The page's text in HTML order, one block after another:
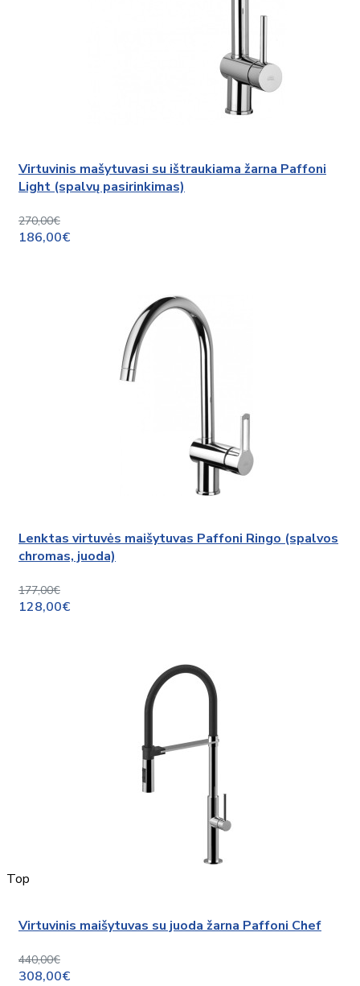
Virtuvinis mašytuvasi su ištraukiama žarna Paffoni
Light (spalvų pasirinkimas)
270,00€
186,00€
Lenktas virtuvės maišytuvas Paffoni Ringo (spalvos
chromas, juoda)
177,00€
128,00€
Top
Virtuvinis maišytuvas su juoda žarna Paffoni Chef
440,00€
308,00€